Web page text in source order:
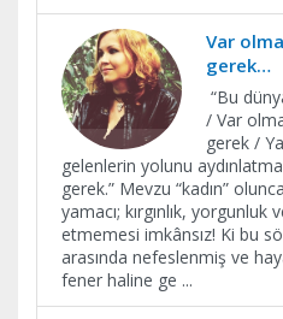
Var
gerek…
“Bu
/ Var
gerek /
gelenlerin yolunu
gerek.” Mevzu “kadın”
yamacı; kırgınlık,
etmemesi imkânsız! Ki bu
arasında nefeslenmiş ve
fener haline ge ...